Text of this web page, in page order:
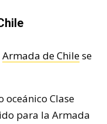
Armada de Chilese
oceánico Clase
para la Armada